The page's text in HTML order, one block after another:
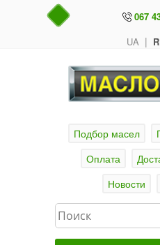
UA |
067
Подбор масел
Оплата
Новости